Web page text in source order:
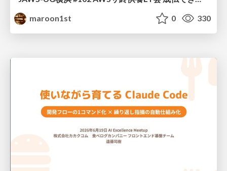
maroon1st
0 330